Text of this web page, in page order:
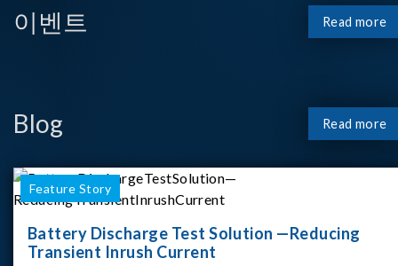
이벤트 Read more
Blog Read more
Feature Story
Battery Discharge Test Solution —Reducing
Transient Inrush Current